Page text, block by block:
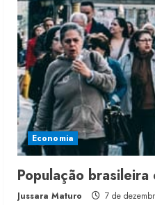
Economia
População brasileira
Jussara Maturo 7 de6 de